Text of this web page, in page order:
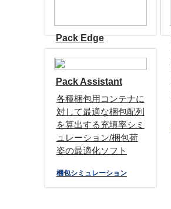
Pack Edge
パッケージ製版用ソフ
ト。トラッピング処
理、インキ整理、特色
掛合せ、白版作成、パ
ス整理による出力事故
の防止
製版用ソフト
Pack Assistant
各種梱包用コンテナに
対して最適な梱包配列
を算出する充填率シミ
ュレーション/梱包荷
姿の最適化ソフト
梱包シミュレーション